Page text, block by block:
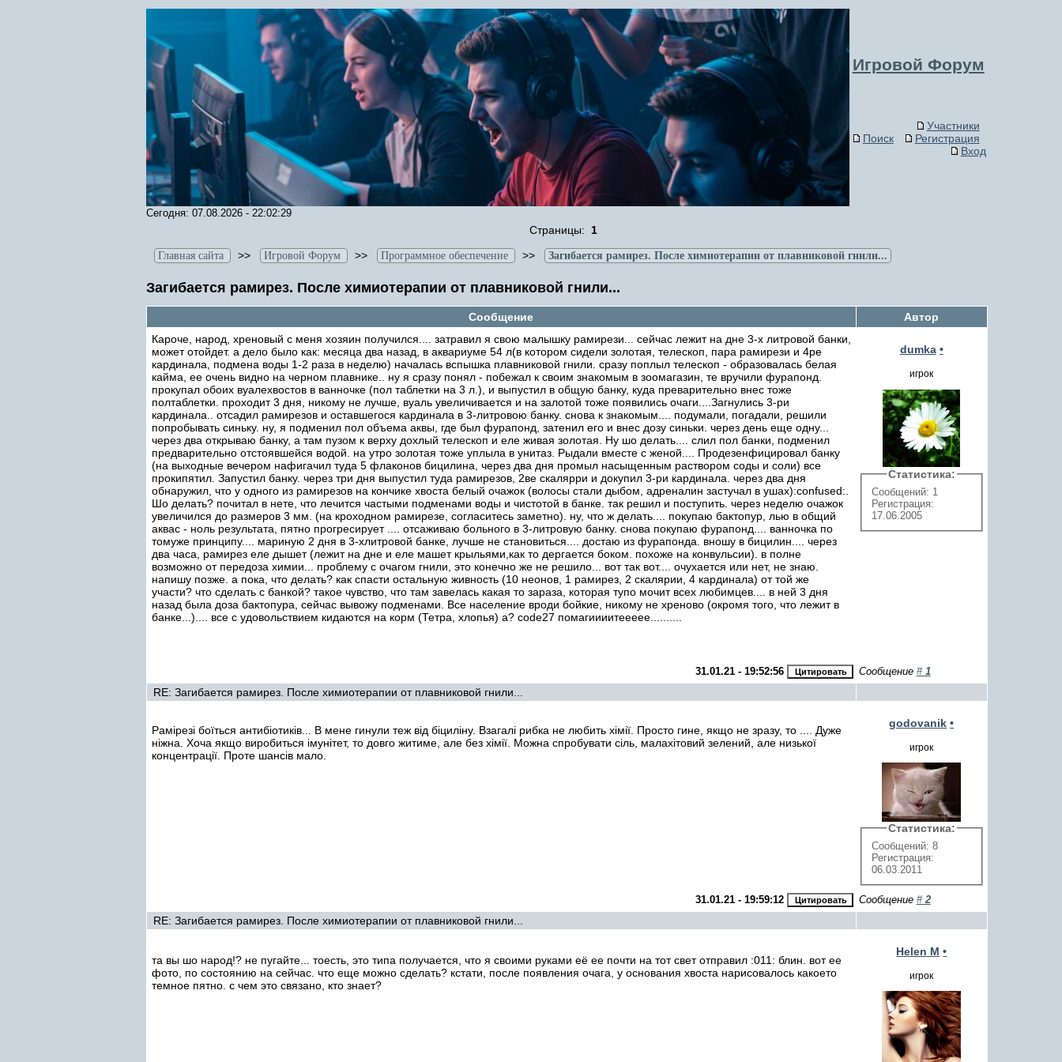
Игровой Форум
Поиск
Участники
Регистрация
Вход
Сегодня: 07.08.2026 - 22:02:29
Страницы: 1
Главная сайта >> Игровой Форум >> Программное обеспечение >> Загибается рамирез. После химиотерапии от плавниковой гнили...
Загибается рамирез. После химиотерапии от плавниковой гнили...
Сообщение
Автор
Кароче, народ, хреновый с меня хозяин получился.... затравил я свою малышку рамирези... сейчас лежит на дне 3-х литровой банки,
может отойдет. а дело было как: месяца два назад, в аквариуме 54 л(в котором сидели золотая, телескоп, пара рамирези и 4ре
кардинала, подмена воды 1-2 раза в неделю) началась вспышка плавниковой гнили. сразу поплыл телескоп - образовалась белая
кайма, ее очень видно на черном плавнике.. ну я сразу понял - побежал к своим знакомым в зоомагазин, те вручили фурапонд.
прокупал обоих вуалехвостов в ванночке (пол таблетки на 3 л.), и выпустил в общую банку, куда преварительно внес тоже
полтаблетки. проходит 3 дня, никому не лучше, вуаль увеличивается и на залотой тоже появились очаги....Загнулись 3-ри
кардинала.. отсадил рамирезов и оставшегося кардинала в 3-литровою банку. снова к знакомым.... подумали, погадали, решили
попробывать синьку. ну, я подменил пол объема аквы, где был фурапонд, затенил его и внес дозу синьки. через день еще одну...
через два открываю банку, а там пузом к верху дохлый телескоп и еле живая золотая. Ну шо делать.... слил пол банки, подменил
предварительно отстоявшейся водой. на утро золотая тоже уплыла в унитаз. Рыдали вместе с женой.... Продезенфицировал банку
(на выходные вечером нафигачил туда 5 флаконов бицилина, через два дня промыл насыщенным раствором соды и соли) все
прокипятил. Запустил банку. через три дня выпустил туда рамирезов, 2ве скалярри и докупил 3-ри кардинала. через два дня
обнаружил, что у одного из рамирезов на кончике хвоста белый очажок (волосы стали дыбом, адреналин застучал в ушах):confused:.
Шо делать? почитал в нете, что лечится частыми подменами воды и чистотой в банке. так решил и поступить. через неделю очажок
увеличился до размеров 3 мм. (на кроходном рамирезе, согласитесь заметно). ну, что ж делать.... покупаю бактопур, лью в общий
аквас - ноль результата, пятно прогресирует .... отсаживаю больного в 3-литровую банку. снова покупаю фурапонд.... ванночка по
томуже принципу.... мариную 2 дня в 3-хлитровой банке, лучше не становиться.... достаю из фурапонда. вношу в бицилин.... через
два часа, рамирез еле дышет (лежит на дне и еле машет крыльями,как то дергается боком. похоже на конвульсии). в полне
возможно от передоза химии... проблему с очагом гнили, это конечно же не решило... вот так вот.... очухается или нет, не знаю.
напишу позже. а пока, что делать? как спасти остальную живность (10 неонов, 1 рамирез, 2 скалярии, 4 кардинала) от той же
участи? что сделать с банкой? такое чувство, что там завелась какая то зараза, которая тупо мочит всех любимцев.... в ней 3 дня
назад была доза бактопура, сейчас вывожу подменами. Все население вроди бойкие, никому не хреново (окромя того, что лежит в
банке...).... все с удовольствием кидаются на корм (Тетра, хлопья) а? code27 помагиииитеееее..........
dumka •
игрок
Статистика:
Сообщений: 1
Регистрация:
17.06.2005
31.01.21 - 19:52:56 Сообщение # 1
RE: Загибается рамирез. После химиотерапии от плавниковой гнили...
Рамірезі боїться антибіотиків... В мене гинули теж від біциліну. Взагалі рибка не любить хімії. Просто гине, якщо не зразу, то .... Дуже
ніжна. Хоча якщо виробиться імунітет, то довго житиме, але без хімії. Можна спробувати сіль, малахітовий зелений, але низької
концентрації. Проте шансів мало.
godovanik •
игрок
Статистика:
Сообщений: 8
Регистрация:
06.03.2011
31.01.21 - 19:59:12 Сообщение # 2
RE: Загибается рамирез. После химиотерапии от плавниковой гнили...
та вы шо народ!? не пугайте... тоесть, это типа получается, что я своими руками её ее почти на тот свет отправил :011: блин. вот ее
фото, по состоянию на сейчас. что еще можно сделать? кстати, после появления очага, у основания хвоста нарисовалось какоето
темное пятно. с чем это связано, кто знает?
Helen M •
игрок